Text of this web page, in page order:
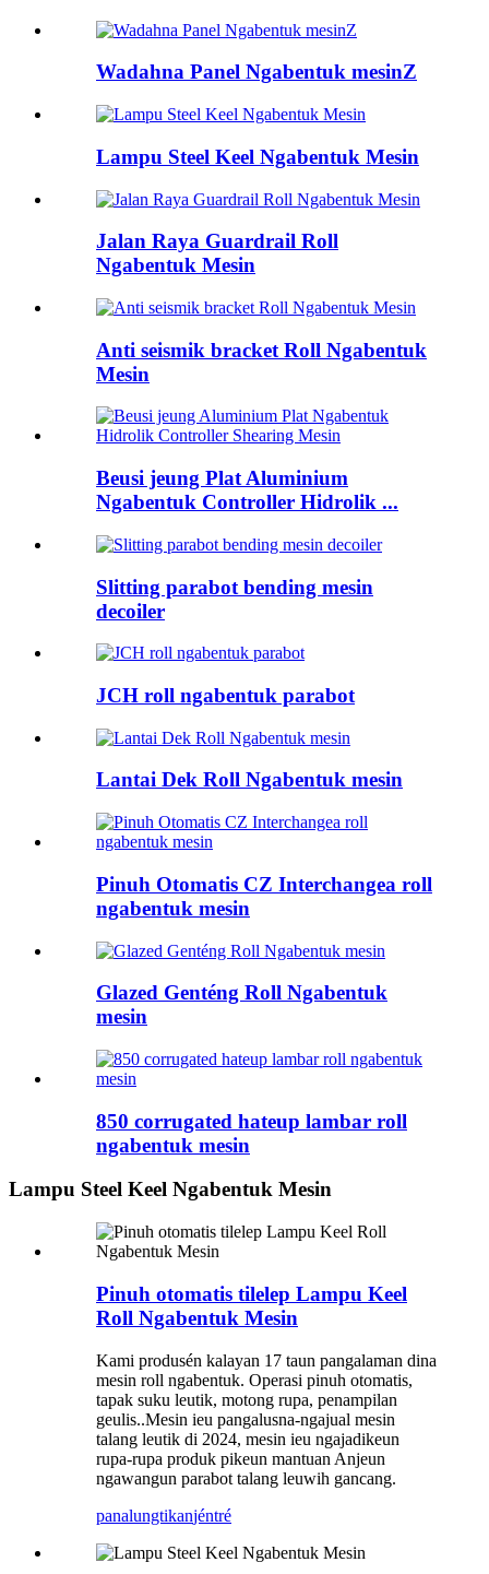
Wadahna Panel Ngabentuk mesinZ
Lampu Steel Keel Ngabentuk Mesin
Jalan Raya Guardrail Roll
Ngabentuk Mesin
Anti seismik bracket Roll Ngabentuk
Mesin
Beusi jeung Plat Aluminium
Ngabentuk Controller Hidrolik ...
Slitting parabot bending mesin
decoiler
JCH roll ngabentuk parabot
Lantai Dek Roll Ngabentuk mesin
Pinuh Otomatis CZ Interchangea roll
ngabentuk mesin
Glazed Genténg Roll Ngabentuk
mesin
850 corrugated hateup lambar roll
ngabentuk mesin
Lampu Steel Keel Ngabentuk Mesin
Pinuh otomatis tilelep Lampu Keel
Roll Ngabentuk Mesin
Kami produsén kalayan 17 taun pangalaman dina
mesin roll ngabentuk. Operasi pinuh otomatis,
tapak suku leutik, motong rupa, penampilan
geulis..Mesin ieu pangalusna-ngajual mesin
talang leutik di 2024, mesin ieu ngajadikeun
rupa-rupa produk pikeun mantuan Anjeun
ngawangun parabot talang leuwih gancang.
panalungtikanjéntré